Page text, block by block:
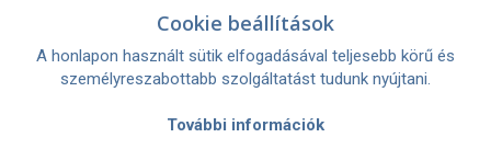
Cookie beállítások
A honlapon használt sütik elfogadásával teljesebb körű és
személyreszabottabb szolgáltatást tudunk nyújtani.
További információk